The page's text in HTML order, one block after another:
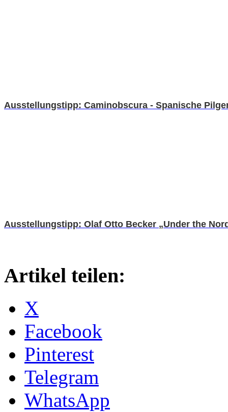
Ausstellungstipp: Caminobscura - Spanische
Ausstellungstipp: Olaf Otto Becker „Under the
Artikel teilen:
X
Facebook
Pinterest
Telegram
WhatsApp